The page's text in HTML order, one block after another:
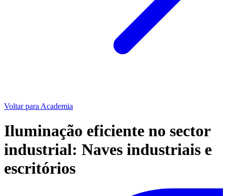
Voltar para Academia
Iluminação eficiente no sector
industrial: Naves industriais e
escritórios